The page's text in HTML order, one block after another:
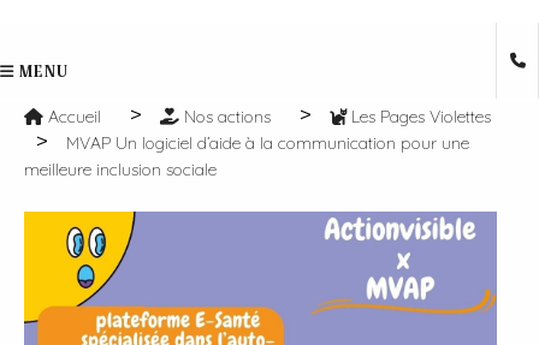
MENU
Accueil Nos actions
Les Pages Violettes
MVAP Un logiciel d’aide à la communication pour une
meilleure inclusion sociale